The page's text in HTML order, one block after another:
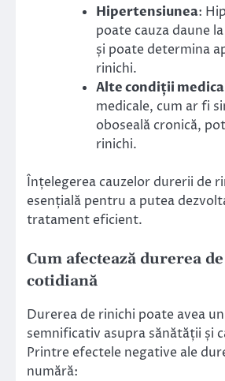
Hipertensiunea:
poate cauza daune
și poate determina
rinichi.
Alte condiții
medicale, cum ar fi
oboseală cronică,
rinichi.
Înțelegerea cauzelor durerii de
esențială pentru a putea
tratament eficient.
Cum afectează durerea
cotidiană
Durerea de rinichi poate avea
semnificativ asupra sănătății și
Printre efectele negative ale
numără: